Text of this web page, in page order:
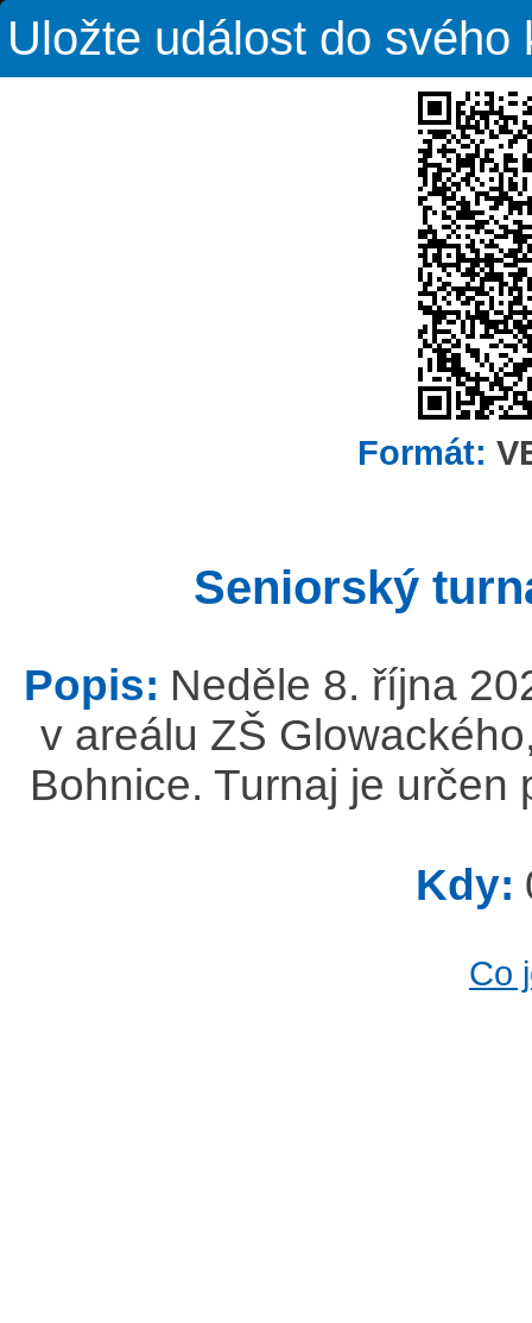
Uložte událost do
Formát:
Seniorský
Popis: Neděle 8. října
v areálu ZŠ
Bohnice. Turnaj je
Kdy:
Co